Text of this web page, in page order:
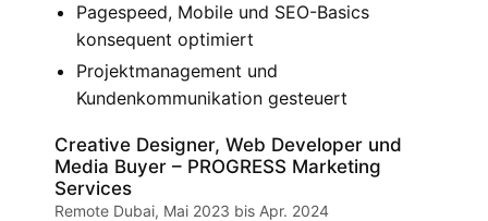
Pagespeed, Mobile und SEO-Basics
konsequent optimiert
Projektmanagement und
Kundenkommunikation gesteuert
Creative Designer, Web Developer und
Media Buyer – PROGRESS Marketing
Services
Remote Dubai, Mai 2023 bis Apr. 2024